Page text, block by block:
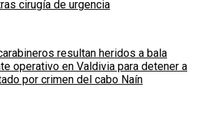
cirugía de urgencia
resultan heridos a bala
operativo en Valdivia para detener a
por crimen del cabo Naín